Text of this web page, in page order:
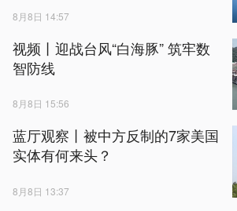
8月8日 14:57
视频丨迎战台风“白海豚” 筑牢数
智防线
8月8日 15:56
蓝厅观察丨被中方反制的7家美国
实体有何来头？
8月8日 13:37